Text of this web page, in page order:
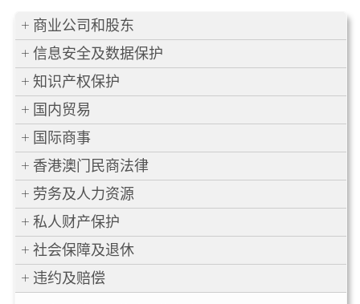
商业公司和股东
信息安全及数据保护
知识产权保护
国内贸易
国际商事
香港澳门民商法律
劳务及人力资源
私人财产保护
社会保障及退休
违约及赔偿